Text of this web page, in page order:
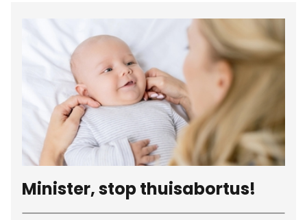
Minister, stop thuisabortus!